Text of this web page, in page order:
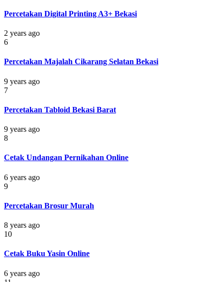
Percetakan Digital Printing A3+ Bekasi
2 years ago
6
Percetakan Majalah Cikarang Selatan Bekasi
9 years ago
7
Percetakan Tabloid Bekasi Barat
9 years ago
8
Cetak Undangan Pernikahan Online
6 years ago
9
Percetakan Brosur Murah
8 years ago
10
Cetak Buku Yasin Online
6 years ago